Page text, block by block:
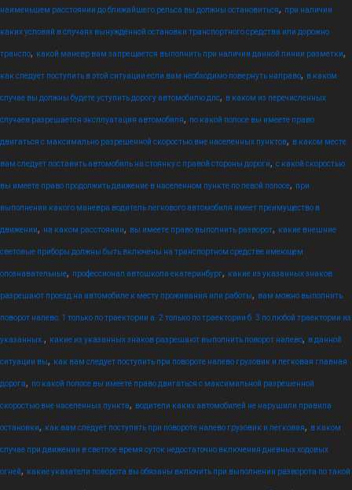
наименьшем расстоянии до ближайшего рельса вы должны остановиться, при наличии
каких условий в случаях вынужденной остановки транспортного средства или дорожно
транспо, какой маневр вам запрещается выполнить при наличии данной линии разметки,
как следует поступить в этой ситуации если вам необходимо повернуть направо, в каком
случае вы должны будете уступить дорогу автомобилю дпс, в каком из перечисленных
случаев разрешается эксплуатация автомобиля, по какой полосе вы имеете право
двигаться с максимально разрешенной скоростью вне населенных пунктов, в каком месте
вам следует поставить автомобиль на стоянку с правой стороны дороги, с какой скоростью
вы имеете право продолжить движение в населенном пункте по левой полосе, при
выполнении какого маневра водитель легкового автомобиля имеет преимущество в
движении, на каком расстоянии, вы имеете право выполнить разворот, какие внешние
световые приборы должны быть включены на транспортном средстве имеющем
опознавательные, профессионал автошкола екатеринбург, какие из указанных знаков
разрешают проезд на автомобиле к месту проживания или работы, вам можно выполнить
поворот налево: 1 только по траектории а. 2 только по траектории б. 3 по любой траектории из
указанных. , какие из указанных знаков разрешают выполнить поворот налево, в данной
ситуации вы, как вам следует поступить при повороте налево грузовик и легковая главная
дорога, по какой полосе вы имеете право двигаться с максимальной разрешенной
скоростью вне населенных пункта, водители каких автомобилей не нарушили правила
остановки, как вам следует поступить при повороте налево грузовик и легковая, в каком
случае при движении в светлое время суток недостаточно включения дневных ходовых
огней, какие указатели поворота вы обязаны включить при выполнении разворота по такой